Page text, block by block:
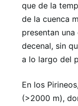
que de la
de la cuenca
presentan
decenal, sin
a lo largo del
En los
(>2000 m),